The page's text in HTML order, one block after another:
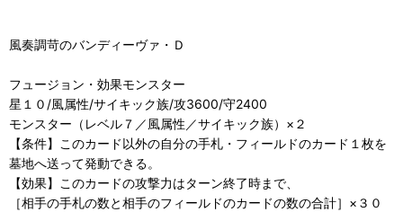
風奏調苛のバンディーヴァ・Ｄ
フュージョン・効果モンスター
星１０/風属性/サイキック族/攻3600/守2400
モンスター（レベル７／風属性／サイキック族）×２
【条件】このカード以外の自分の手札・フィールドのカード１枚を
墓地へ送って発動できる。
【効果】このカードの攻撃力はターン終了時まで、
［相手の手札の数と相手のフィールドのカードの数の合計］×３０